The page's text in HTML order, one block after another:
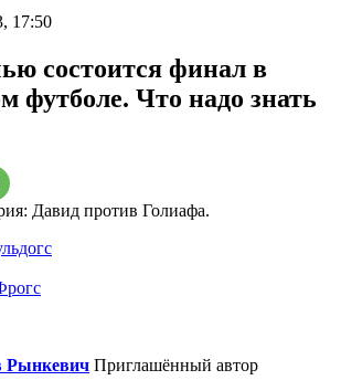
17:50
состоится финал в
футболе. Что надо знать
Давид против Голиафа.
Рынкевич Приглашённый автор